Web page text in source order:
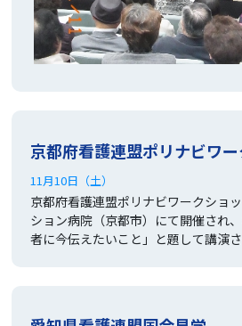
京都府看護連盟ポリナビワ
11月10日（土）
京都府看護連盟ポリナビワークショ
ション病院（京都市）にて開催され
者に今伝えたいこと」と題して講演さ